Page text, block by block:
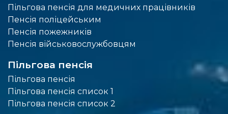
Пільгова пенсія для медичних працівників
Пенсія поліцейським
Пенсія пожежників
Пенсія військовослужбовцям
Пільгова пенсія
Пільгова пенсія
Пільгова пенсія список 1
Пільгова пенсія список 2